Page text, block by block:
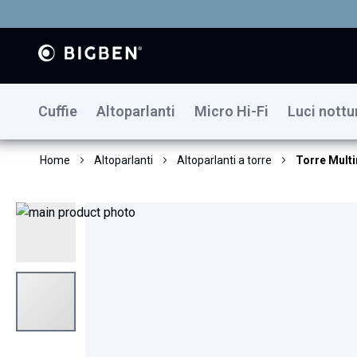
Cuffie Altoparlanti Micro Hi-Fi Luci
Home Altoparlanti Altoparlanti a torre Torre
Vai
della
immagini